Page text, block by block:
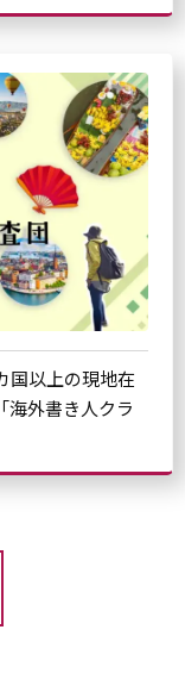
国以上の現地在
海外書き人クラ